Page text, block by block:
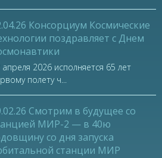
Консорциум Космические
поздравляет с Днем
апреля 2026 исполняется 65 лет
полету ч...
Смотрим в будущее со
МИР-2 — в 40ю
со дня запуска
станции МИР